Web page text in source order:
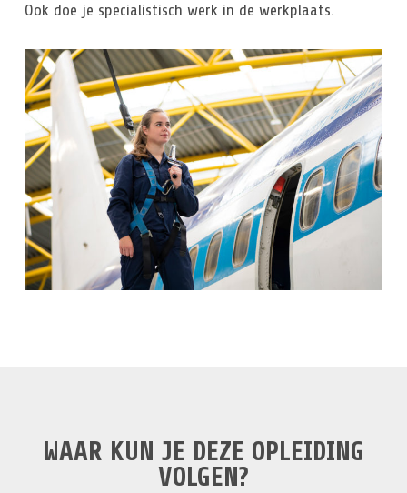
Ook doe je specialistisch werk in de werkplaats.
WAAR KUN JE DEZE OPLEIDING
VOLGEN?